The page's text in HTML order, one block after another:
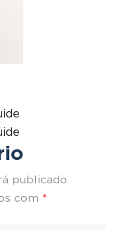
publicado.
com *